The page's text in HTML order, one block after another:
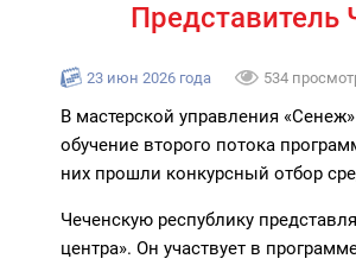
Представитель
23 июн 2026 года 534
В мастерской управления
обучение второго потока
них прошли конкурсный отбор
Чеченскую республику
центра». Он участвует в